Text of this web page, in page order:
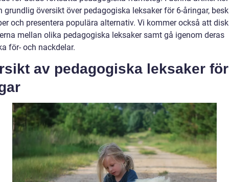
grundlig översikt över pedagogiska leksaker för 6-åringar,
och presentera populära alternativ. Vi kommer också att
mellan olika pedagogiska leksaker samt gå igenom deras
för- och nackdelar.
av pedagogiska leksaker